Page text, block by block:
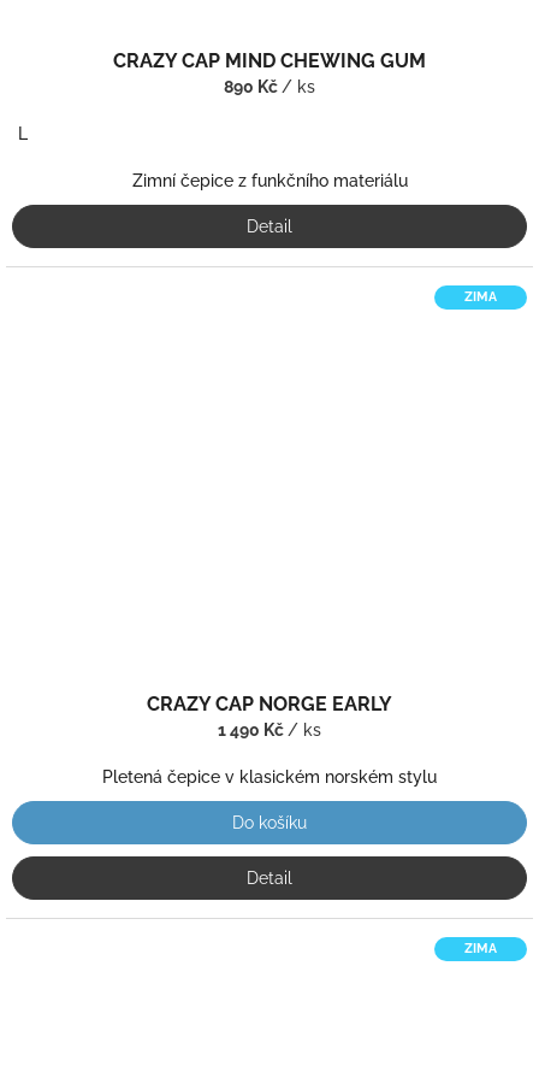
CRAZY CAP MIND CHEWING GUM
890 Kč / ks
L
Zimní čepice z funkčního materiálu
Detail
ZIMA
CRAZY CAP NORGE EARLY
1 490 Kč / ks
Pletená čepice v klasickém norském stylu
Do košíku
Detail
ZIMA